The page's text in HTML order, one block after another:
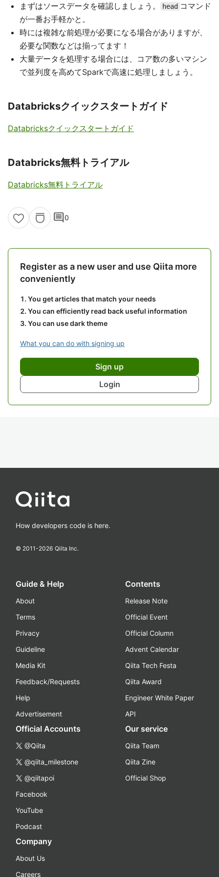
まずはソースデータを確認しましょう。 head コマンド
が一番お手軽かと。
時には複雑な前処理が必要になる場合がありますが、
必要な関数などは揃ってます！
大量データを処理する場合には、コア数の多いマシン
で並列度を高めてSparkで高速に処理しましょう。
Databricksクイックスタートガイド
Databricksクイックスタートガイド
Databricks無料トライアル
Databricks無料トライアル
comment0
Register as a new user and use Qiita more
conveniently
You get articles that match your needs
You can efficiently read back useful information
You can use dark theme
What you can do with signing up
Sign up
Login
How developers code is here.
© 2011-2026 Qiita Inc.
Guide & Help
About
Terms
Privacy
Guideline
Media Kit
Feedback/Requests
Help
Advertisement
Contents
Release Note
Official Event
Official Column
Advent Calendar
Qiita Tech Festa
Qiita Award
Engineer White Paper
API
Official Accounts
@Qiita
@qiita_milestone
@qiitapoi
Facebook
YouTube
Podcast
Our service
Qiita Team
Qiita Zine
Official Shop
Company
About Us
Careers